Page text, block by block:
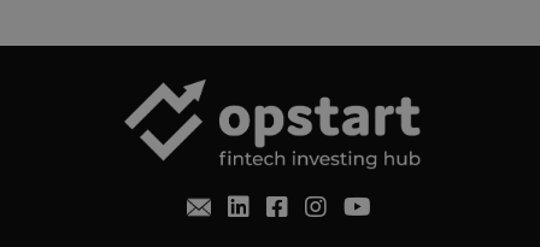
rapporti
G_ENABLED_IDPS
Google LLC
1 anno 1
laravel_session
Laravel LLC
www.opstart.it
Google Privacy Policy